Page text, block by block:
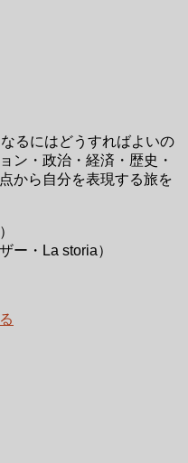
るにはどうすればよいの
ン・政治・経済・歴史・
から自分を表現する旅を
ー・La storia）